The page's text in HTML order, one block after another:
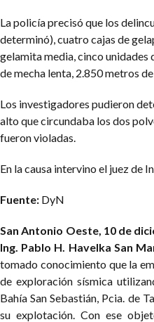
La policía precisó que los
determinó), cuatro cajas de
gelamita media, cinco unidades
de mecha lenta, 2.850 metros
Los investigadores pudieron
alto que circundaba los dos
fueron violadas.
En la causa intervino el juez de
Fuente: DyN
San Antonio Oeste, 10 de
Ing. Pablo H. Havelka San
tomado conocimiento que la
de exploración sísmica
Bahía San Sebastián, Pcia. de
su explotación. Con ese